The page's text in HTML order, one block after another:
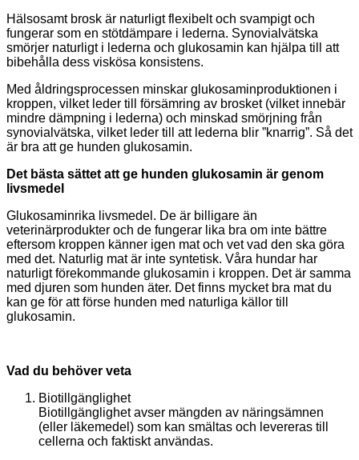
Hälsosamt brosk är naturligt flexibelt och svampigt och
fungerar som en stötdämpare i lederna. Synovialvätska
smörjer naturligt i lederna och glukosamin kan hjälpa till att
bibehålla dess viskösa konsistens.
Med åldringsprocessen minskar glukosaminproduktionen i
kroppen, vilket leder till försämring av brosket (vilket innebär
mindre dämpning i lederna) och minskad smörjning från
synovialvätska, vilket leder till att lederna blir ”knarrig”. Så det
är bra att ge hunden glukosamin.
Det bästa sättet att ge hunden glukosamin är genom
livsmedel
Glukosaminrika livsmedel. De är billigare än
veterinärprodukter och de fungerar lika bra om inte bättre
eftersom kroppen känner igen mat och vet vad den ska göra
med det. Naturlig mat är inte syntetisk. Våra hundar har
naturligt förekommande glukosamin i kroppen. Det är samma
med djuren som hunden äter. Det finns mycket bra mat du
kan ge för att förse hunden med naturliga källor till
glukosamin.
Vad du behöver veta
Biotillgänglighet
Biotillgänglighet avser mängden av näringsämnen
(eller läkemedel) som kan smältas och levereras till
cellerna och faktiskt användas.